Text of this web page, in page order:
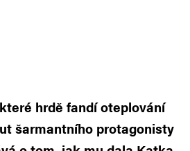
hrdě fandí oteplování
šarmantního protagonisty